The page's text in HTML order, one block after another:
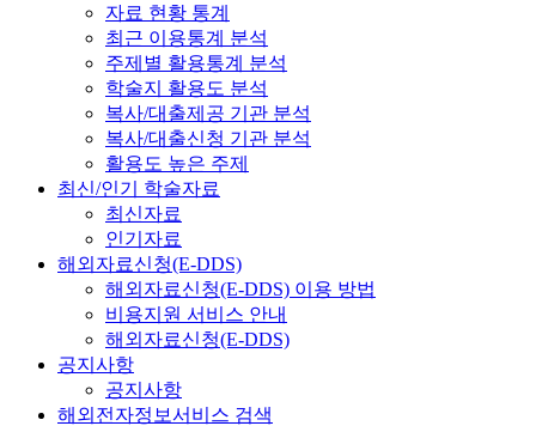
자료 현황 통계
최근 이용통계 분석
주제별 활용통계 분석
학술지 활용도 분석
복사/대출제공 기관 분석
복사/대출신청 기관 분석
활용도 높은 주제
최신/인기 학술자료
최신자료
인기자료
해외자료신청(E-DDS)
해외자료신청(E-DDS) 이용 방법
비용지원 서비스 안내
해외자료신청(E-DDS)
공지사항
공지사항
해외전자정보서비스 검색